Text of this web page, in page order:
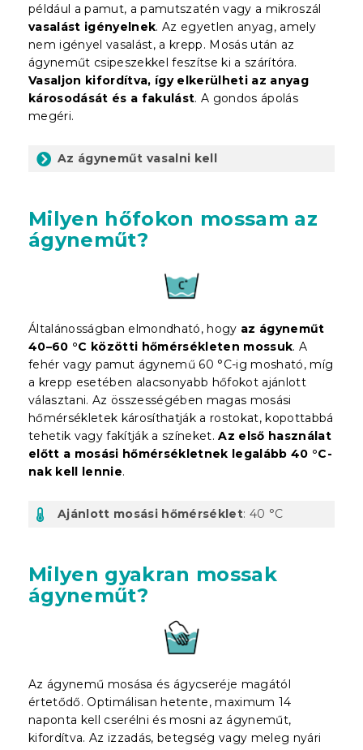
például a pamut, a pamutszatén vagy a mikroszál
vasalást igényelnek. Az egyetlen anyag, amely
nem igényel vasalást, a krepp. Mosás után az
ágyneműt csipeszekkel feszítse ki a szárítóra.
Vasaljon kifordítva, így elkerülheti az anyag
károsodását és a fakulást. A gondos ápolás
megéri.
Az ágyneműt vasalni kell
Milyen hőfokon mossam az
ágyneműt?
Általánosságban elmondható, hogy az ágyneműt
40–60 °C közötti hőmérsékleten mossuk. A
fehér vagy pamut ágynemű 60 °C-ig mosható, míg
a krepp esetében alacsonyabb hőfokot ajánlott
választani. Az összességében magas mosási
hőmérsékletek károsíthatják a rostokat, kopottabbá
tehetik vagy fakítják a színeket.Az első használat
előtt a mosási hőmérsékletnek legalább 40 °C-
nak kell lennie.
Ajánlott mosási hőmérséklet: 40 °C
Milyen gyakran mossak
ágyneműt?
Az ágynemű mosása és ágycseréje magától
értetődő. Optimálisan hetente, maximum 14
naponta kell cserélni és mosni az ágyneműt,
kifordítva. Az izzadás, betegség vagy meleg nyári